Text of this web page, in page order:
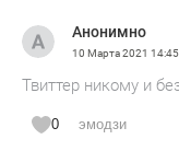
Анонимно
10 Марта 2021 14:45
Твиттер никому и
0 эмодзи